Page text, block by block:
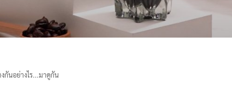
กันอย่างไร...มาดูกัน